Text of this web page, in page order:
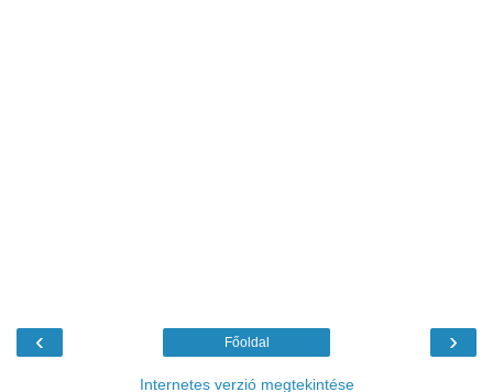
‹ ›
Főoldal
Internetes verzió megtekintése